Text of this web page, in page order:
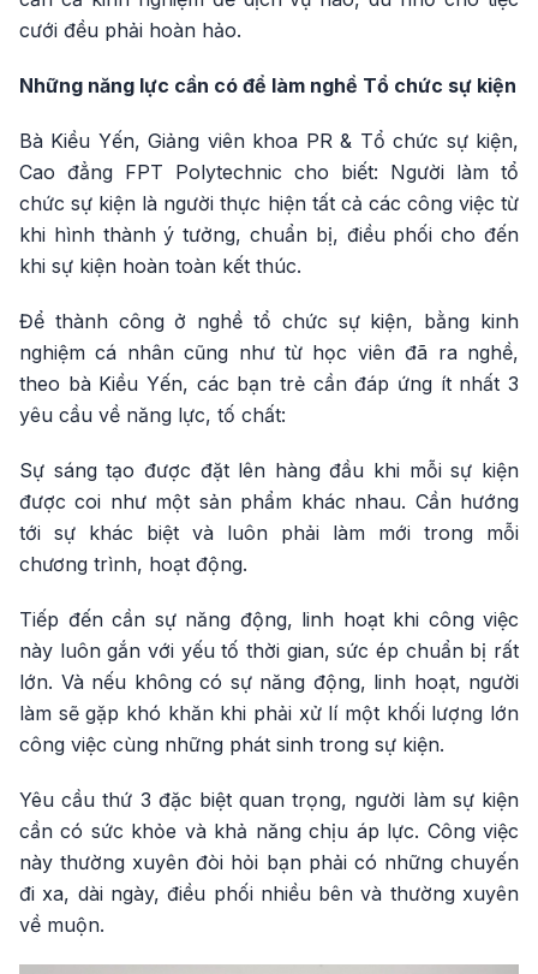
cưới đều phải hoàn hảo.
Những năng lực cần có để làm nghề Tổ chức sự kiện
Bà Kiều Yến, Giảng viên khoa PR & Tổ chức sự kiện,
Cao đẳng FPT Polytechnic cho biết: Người làm tổ
chức sự kiện là người thực hiện tất cả các công việc từ
khi hình thành ý tưởng, chuẩn bị, điều phối cho đến
khi sự kiện hoàn toàn kết thúc.
Để thành công ở nghề tổ chức sự kiện, bằng kinh
nghiệm cá nhân cũng như từ học viên đã ra nghề,
theo bà Kiều Yến, các bạn trẻ cần đáp ứng ít nhất 3
yêu cầu về năng lực, tố chất:
Sự sáng tạo được đặt lên hàng đầu khi mỗi sự kiện
được coi như một sản phẩm khác nhau. Cần hướng
tới sự khác biệt và luôn phải làm mới trong mỗi
chương trình, hoạt động.
Tiếp đến cần sự năng động, linh hoạt khi công việc
này luôn gắn với yếu tố thời gian, sức ép chuẩn bị rất
lớn. Và nếu không có sự năng động, linh hoạt, người
làm sẽ gặp khó khăn khi phải xử lí một khối lượng lớn
công việc cùng những phát sinh trong sự kiện.
Yêu cầu thứ 3 đặc biệt quan trọng, người làm sự kiện
cần có sức khỏe và khả năng chịu áp lực. Công việc
này thường xuyên đòi hỏi bạn phải có những chuyến
đi xa, dài ngày, điều phối nhiều bên và thường xuyên
về muộn.